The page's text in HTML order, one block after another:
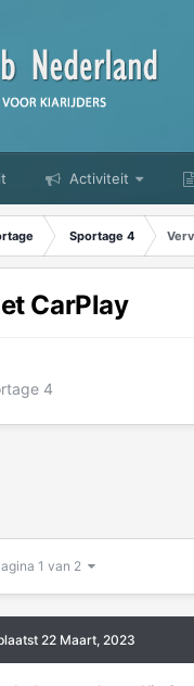
Activiteit
Sportage 4
CarPlay
4
1 van 2
22 Maart, 2023